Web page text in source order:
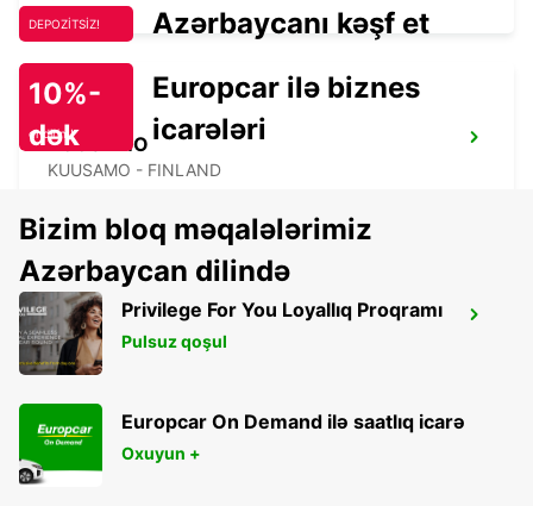
KUUSAMO
KUUSAMO - FINLAND
KUUSAMO AIRPORT
KUUSAMO - FINLAND
DEPOZİTSİZ! Azərbaycanı kəşf et
10%-
dək
endirim!
Europcar ilə biznes
icarələri
Bizim bloq məqalələrimiz
Azərbaycan dilində
Privilege For You Loyallıq Proqramı
Pulsuz qoşul
Europcar On Demand ilə saatlıq icarə
Oxuyun +